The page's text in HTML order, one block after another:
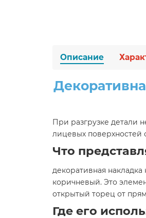
Описание
При разгрузке детали
лицевых поверхностей
Что
декоративная
коричневый. Это
открытый торец от
Где его